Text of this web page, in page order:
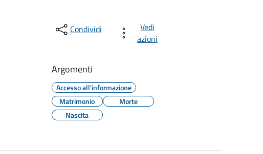
Condividi
Vedi
azioni
Argomenti
Accesso all'informazione
Matrimonio
Morte
Nascita